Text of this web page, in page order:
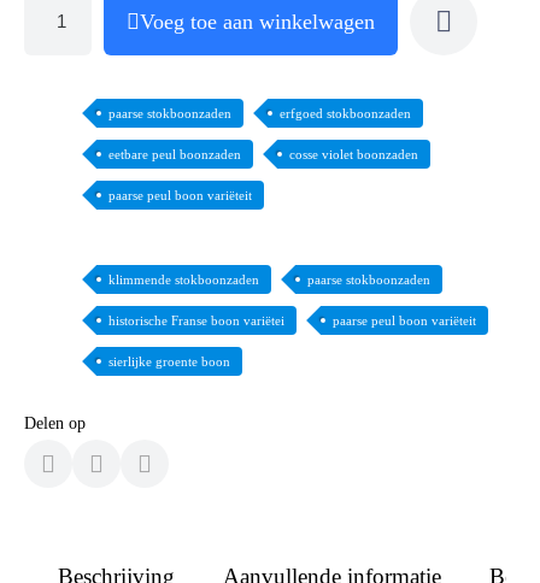
Voeg toe aan winkelwagen
paarse stokboonzaden erfgoed stokboonzaden
eetbare peul boonzaden cosse violet boonzaden
paarse peul boon variëteit
klimmende stokboonzaden paarse stokboonzaden
historische Franse boon variëtei paarse peul boon variëteit
sierlijke groente boon
Delen op
Beschrijving Aanvullende informatie